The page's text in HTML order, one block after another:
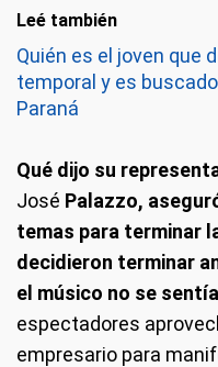
Leé también
Quién es el joven que
temporal y es
Paraná
Qué dijo su
José Palazzo,
temas para terminar
decidieron terminar
el músico no se
espectadores
empresario para